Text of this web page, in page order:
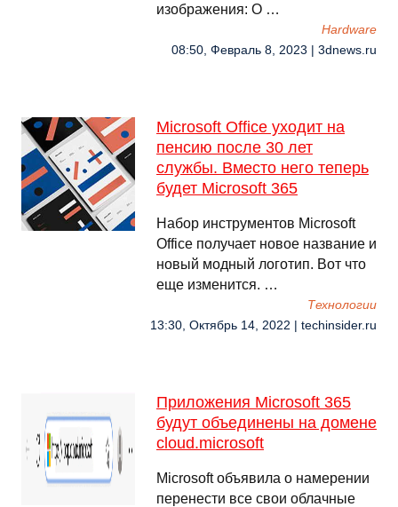
изображения: O …
Hardware
08:50, Февраль 8, 2023 | 3dnews.ru
Microsoft Office уходит на
пенсию после 30 лет
службы. Вместо него теперь
будет Microsoft 365
Набор инструментов Microsoft
Office получает новое название и
новый модный логотип. Вот что
еще изменится. …
Технологии
13:30, Октябрь 14, 2022 | techinsider.ru
Приложения Microsoft 365
будут объединены на домене
cloud.microsoft
Microsoft объявила о намерении
перенести все свои облачные